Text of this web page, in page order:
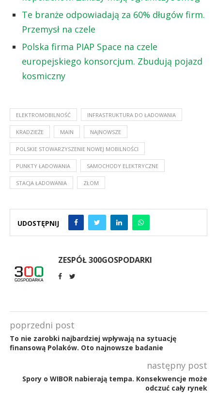
Te branże odpowiadają za 60% długów firm.
Przemysł na czele
Polska firma PIAP Space na czele
europejskiego konsorcjum. Zbudują pojazd
kosmiczny
ELEKTROMOBILNOŚĆ INFRASTRUKTURA DO ŁADOWANIA
KRADZIEŻE MAIN NAJNOWSZE
POLSKIE STOWARZYSZENIE NOWEJ MOBILNOŚCI
PUNKTY ŁADOWANIA SAMOCHODY ELEKTRYCZNE
STACJA ŁADOWANIA ZŁOM
UDOSTĘPNIJ
ZESPÓŁ 300GOSPODARKI
poprzedni post
To nie zarobki najbardziej wpływają na sytuację
finansową Polaków. Oto najnowsze badanie
następny post
Spory o WIBOR nabierają tempa. Konsekwencje może
odczuć cały rynek